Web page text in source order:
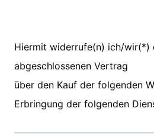
Hiermit widerrufe(n) ich/wir(*)
abgeschlossenen Vertrag
über den Kauf der folgenden
Erbringung der folgenden